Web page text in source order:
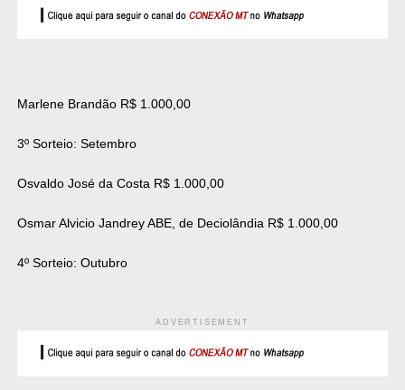
Marlene Brandão R$ 1.000,00
3º Sorteio: Setembro
Osvaldo José da Costa R$ 1.000,00
Osmar Alvicio Jandrey ABE, de Deciolândia R$ 1.000,00
4º Sorteio: Outubro
ADVERTISEMENT